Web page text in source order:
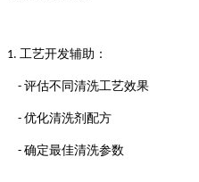
1. 工艺开发辅助：
- 评估不同清洗工艺效果
- 优化清洗剂配方
- 确定最佳清洗参数